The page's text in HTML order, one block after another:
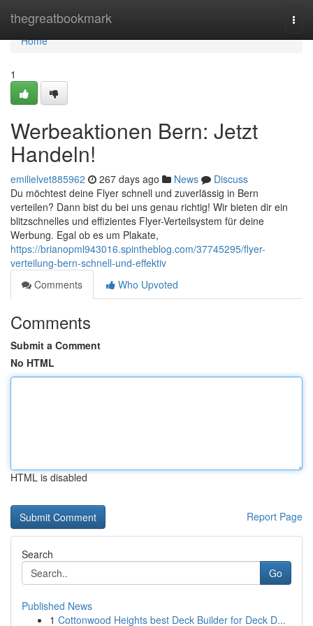
thegreatbookmark
Home
Home
1
Werbeaktionen Bern: Jetzt
Handeln!
emilielvet885962 267 days ago News
Discuss
Du möchtest deine Flyer schnell und zuverlässig in Bern
verteilen? Dann bist du bei uns genau richtig! Wir bieten dir ein
blitzschnelles und effizientes Flyer-Verteilsystem für deine
Werbung. Egal ob es um Plakate,
https://brianopml943016.spintheblog.com/37745295/flyer-
verteilung-bern-schnell-und-effektiv
Comments
Who Upvoted
Comments
Submit a Comment
No HTML
HTML is disabled
Report Page
Search
Go
Published News
1 Cottonwood Heights best Deck Builder for Deck D...